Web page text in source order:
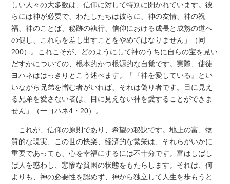
しい人々の大多数は、信仰に対して特別に開かれています。彼
らには神が必要で、わたしたちは彼らに、神の友情、神の祝
福、神のことば、秘跡の執行、信仰における成長と成熟の道へ
の促し、これらを差し出すことをやめてはなりません」（同
200）。これこそが、どのようにして神のうちに自らの宝を見い
だすかについての、根本的かつ根源的な自覚です。実際、使徒
ヨハネははっきりとこう述べます。「『神を愛している』とい
いながら兄弟を憎む者がいれば、それは偽り者です。目に見え
る兄弟を愛さない者は、目に見えない神を愛することができま
せん」（一ヨハネ4・20）。
これが、信仰の原則であり、希望の秘訣です。地上の富、物
質的な現実、この世の快楽、経済的な繁栄は、それらがいかに
重要であっても、心を幸福にするには不十分です。富はしばし
ば人を惑わし、悲惨な貧困の状態をもたらします。それは、何
よりも、神の必要性を認めず、神から独立して人生を歩もうと